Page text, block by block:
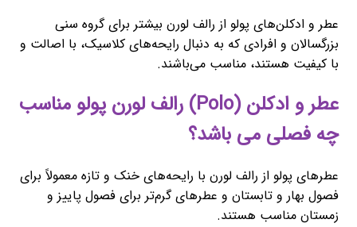
عطر و ادکلن‌های پولو از رالف لورن بیشتر برای گروه سنی
بزرگسالان و افرادی که به دنبال رایحه‌های کلاسیک، با اصالت و
با کیفیت هستند، مناسب می‌باشند.
عطر و ادکلن (Polo) رالف لورن پولو مناسب
چه فصلی می باشد؟
عطرهای پولو از رالف لورن با رایحه‌های خنک و تازه معمولاً برای
فصول بهار و تابستان و عطرهای گرم‌تر برای فصول پاییز و
زمستان مناسب هستند.